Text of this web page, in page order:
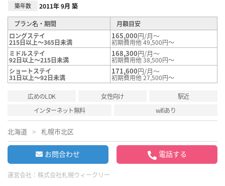
築年数 2011年 9月 築
プラン名・期間
月額目安
ロングステイ
215日以上～365日未満
165,000円/月～
初期費用他 49,500円～
ミドルステイ
92日以上～215日未満
168,300円/月～
初期費用他 38,500円～
ショートステイ
31日以上～92日未満
171,600円/月～
初期費用他 27,500円～
広めのLDK 女性向け
駅近
インターネット無料
wifiあり
北海道 札幌市北区
お問合わせ 電話する
運営会社： 株式会社札幌ウィークリー